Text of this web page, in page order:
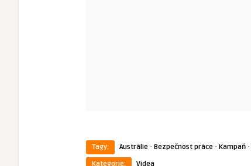
Tagy: Austrálie · Bezpečnost práce · Kampaň ·
Kategorie:
Videa